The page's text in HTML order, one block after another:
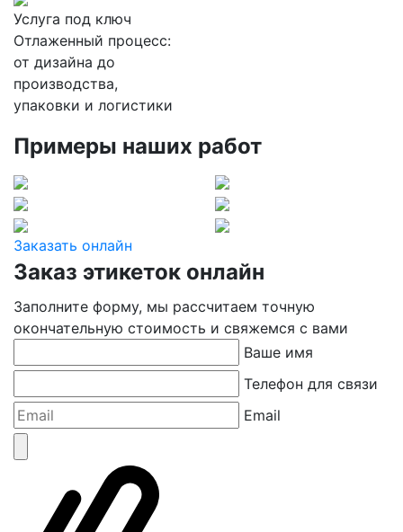
Услуга под ключ
Отлаженный процесс:
от дизайна до
производства,
упаковки и логистики
Примеры наших работ
Заказать онлайн
Заказ этикеток онлайн
Заполните форму, мы рассчитаем точную
окончательную стоимость и свяжемся с вами
Ваше имя
Телефон для связи
Email